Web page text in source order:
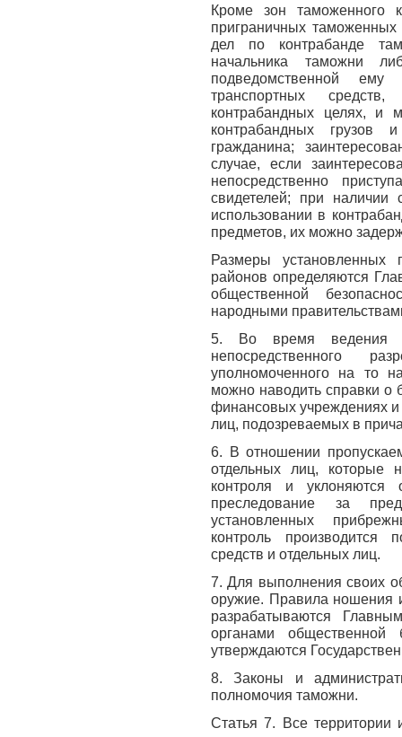
Кроме зон таможенного
приграничных
дел по контрабанде
начальника таможни
подведомственной
транспортных
контрабандных целях, и
контрабандных грузов
гражданина;
случае, если
непосредственно
свидетелей; при наличии
использовании в
предметов, их можно
Размеры установленных
районов определяются
общественной
народными
5. Во время ведения
непосредственного
уполномоченного на то
можно наводить справки о
финансовых учреждениях и
лиц, подозреваемых в
6. В отношении
отдельных лиц, которые
контроля и
преследование за
установленных
контроль производится
средств и отдельных лиц.
7. Для выполнения своих
оружие. Правила ношения
разрабатываются
органами общественной
утверждаются
8. Законы и
полномочия таможни.
Статья 7. Все территории